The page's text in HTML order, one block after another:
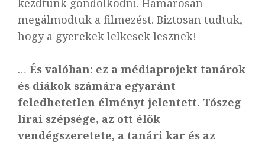
megálmodtuk a filmezést. Biztosan tudtuk,
hogy a gyerekek lelkesek lesznek!
… És valóban: ez a médiaprojekt tanárok
és diákok számára egyaránt
feledhetetlen élményt jelentett. Tószeg
lírai szépsége, az ott élők
vendégszeretete, a tanári kar és az